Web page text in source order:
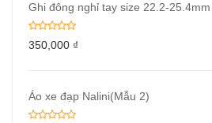
Ghi đông nghỉ tay size 22.2-25.4mm
350,000 ₫
Áo xe đạp Nalini(Mẫu 2)